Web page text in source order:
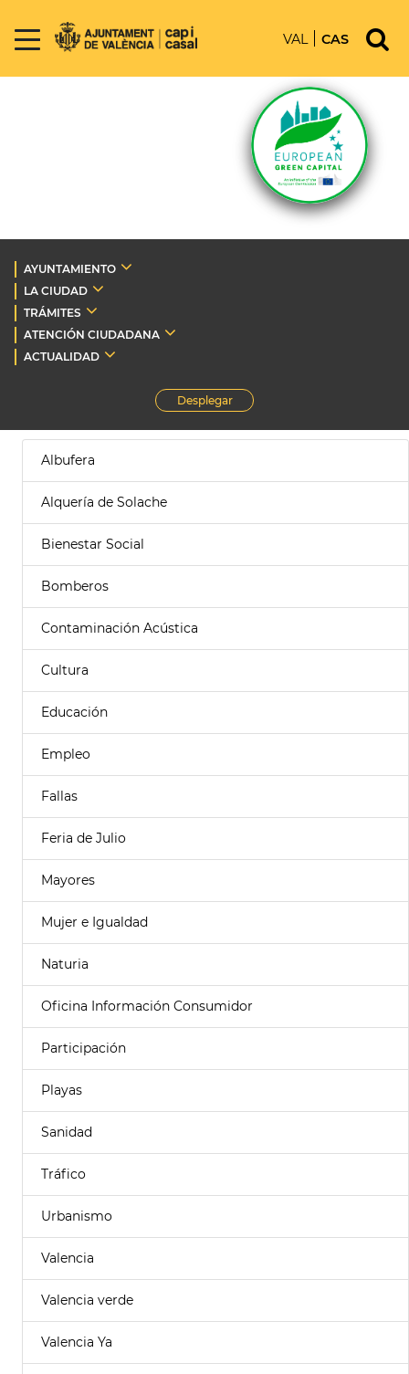
VAL CAS
AYUNTAMIENTO
LA CIUDAD
TRÁMITES
ATENCIÓN CIUDADANA
ACTUALIDAD
Desplegar
Albufera
Alquería de Solache
Bienestar Social
Bomberos
Contaminación Acústica
Cultura
Educación
Empleo
Fallas
Feria de Julio
Mayores
Mujer e Igualdad
Naturia
Oficina Información Consumidor
Participación
Playas
Sanidad
Tráfico
Urbanismo
Valencia
Valencia verde
Valencia Ya